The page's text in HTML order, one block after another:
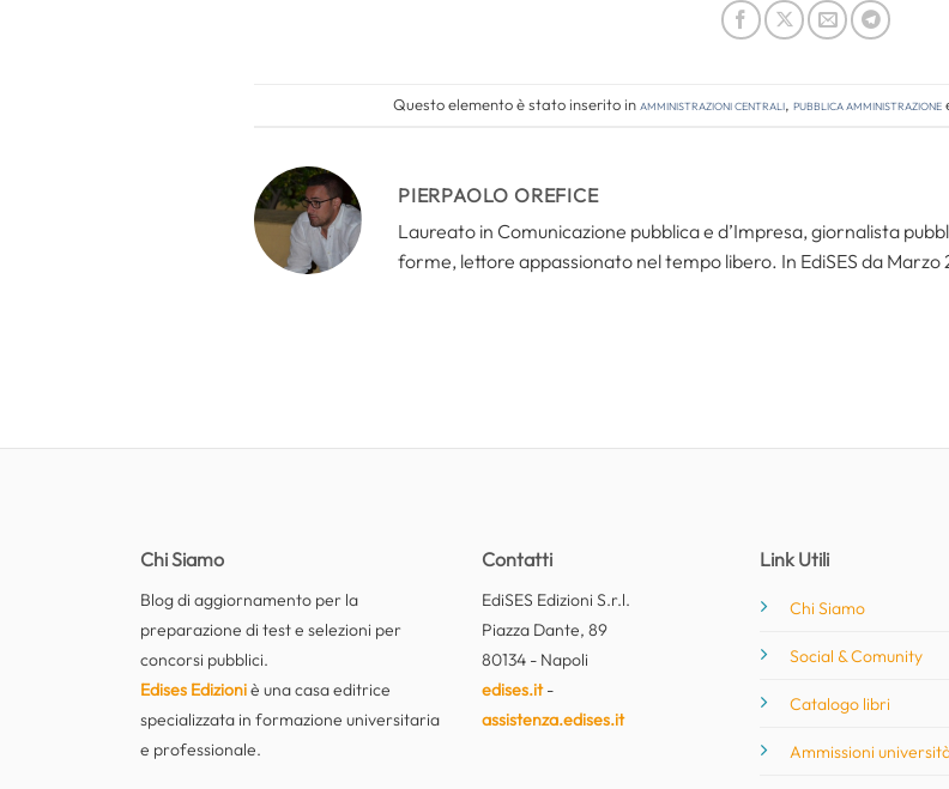
Questo elemento è stato inserito in Amministrazioni Centrali, Pubblica amministrazione
PIERPAOLO OREFICE
Laureato in Comunicazione pubblica e d’Impresa, giornalista
forme, lettore appassionato nel tempo libero. In EdiSES da Marzo
Chi Siamo
Blog di aggiornamento per la
preparazione di test e selezioni per
concorsi pubblici.
Edises Edizioniè una casa editrice
specializzata in formazione universitaria
e professionale.
Contatti
EdiSES Edizioni S.r.l.
Piazza Dante, 89
80134 - Napoli
edises.it-
assistenza.edises.it
Link Utili
Chi Siamo
Social & Comunity
Catalogo libri
Ammissioni